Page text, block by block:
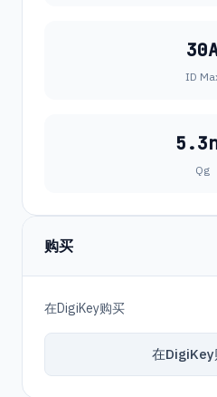
ID
Qg
购买
在DigiKey购买
在DigiKey